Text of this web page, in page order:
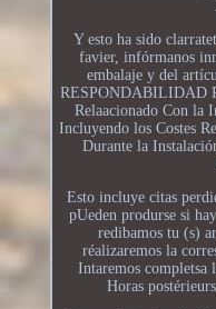
Y esto ha sido
favier, infórmanos
embalaje y del
RESPONDABILIDAD
Relaacionado Con la
Incluyendo los Costes
Durante la
Esto incluye citas
pUeden produrse si
redibamos tu (s)
réalizaremos la
Intaremos completsa
Horas